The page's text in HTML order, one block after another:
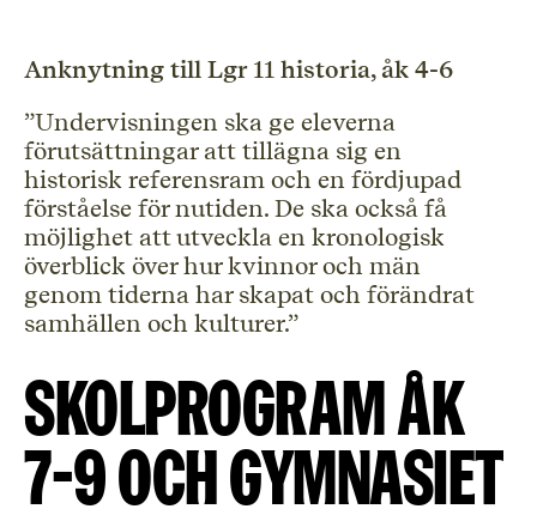
Anknytning till Lgr 11 historia, åk 4-6
”Undervisningen ska ge eleverna
förutsättningar att tillägna sig en
historisk referensram och en fördjupad
förståelse för nutiden. De ska också få
möjlighet att utveckla en kronologisk
överblick över hur kvinnor och män
genom tiderna har skapat och förändrat
samhällen och kulturer.”
Skolprogram åk
7-9 och gymnasiet